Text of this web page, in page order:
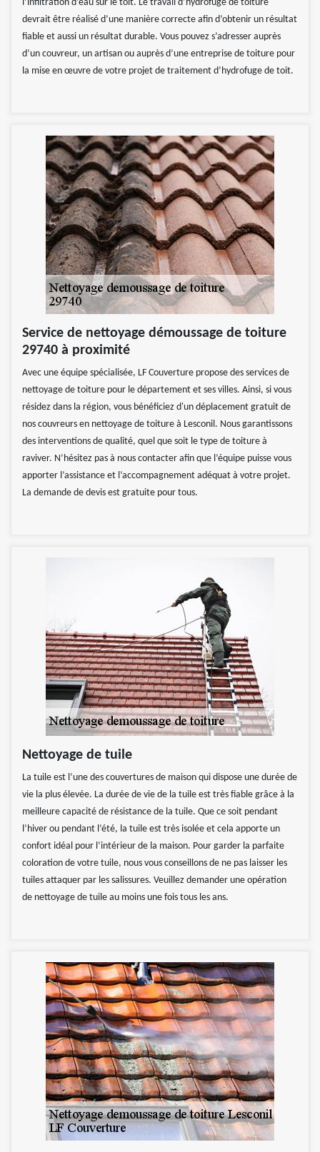
l’infiltration d’eau sur le toit. Le travail d’hydrofuge de toiture
devrait être réalisé d’une manière correcte afin d’obtenir un résultat
fiable et aussi un résultat durable. Vous pouvez s’adresser auprès
d’un couvreur, un artisan ou auprès d’une entreprise de toiture pour
la mise en œuvre de votre projet de traitement d’hydrofuge de toit.
Service de nettoyage démoussage de toiture
29740 à proximité
Avec une équipe spécialisée, LF Couverture propose des services de
nettoyage de toiture pour le département et ses villes. Ainsi, si vous
résidez dans la région, vous bénéficiez d'un déplacement gratuit de
nos couvreurs en nettoyage de toiture à Lesconil. Nous garantissons
des interventions de qualité, quel que soit le type de toiture à
raviver. N’hésitez pas à nous contacter afin que l’équipe puisse vous
apporter l’assistance et l’accompagnement adéquat à votre projet.
La demande de devis est gratuite pour tous.
Nettoyage de tuile
La tuile est l’une des couvertures de maison qui dispose une durée de
vie la plus élevée. La durée de vie de la tuile est très fiable grâce à la
meilleure capacité de résistance de la tuile. Que ce soit pendant
l’hiver ou pendant l’été, la tuile est très isolée et cela apporte un
confort idéal pour l’intérieur de la maison. Pour garder la parfaite
coloration de votre tuile, nous vous conseillons de ne pas laisser les
tuiles attaquer par les salissures. Veuillez demander une opération
de nettoyage de tuile au moins une fois tous les ans.